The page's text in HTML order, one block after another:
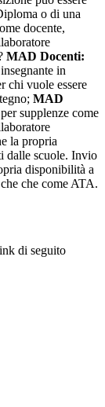
o di una
docente,
MAD Docenti:
in
chi vuole essere
MAD
supplenze come
la propria
dalle scuole. Invio
disponibilità a
che come ATA.
di seguito